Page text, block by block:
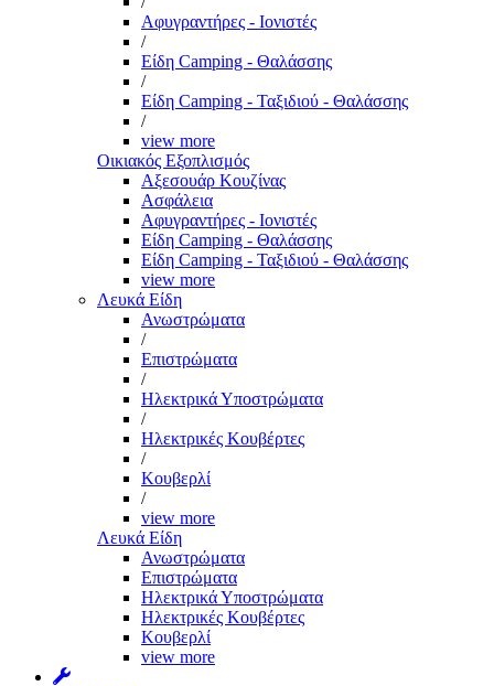
Αφυγραντήρες - Ιονιστές
/
Είδη Camping - Θαλάσσης
/
Είδη Camping - Ταξιδιού - Θαλάσσης
/
view more
Οικιακός Εξοπλισμός
Αξεσουάρ Κουζίνας
Ασφάλεια
Αφυγραντήρες - Ιονιστές
Είδη Camping - Θαλάσσης
Είδη Camping - Ταξιδιού - Θαλάσσης
view more
Λευκά Είδη
Ανωστρώματα
/
Επιστρώματα
/
Ηλεκτρικά Υποστρώματα
/
Ηλεκτρικές Κουβέρτες
/
Κουβερλί
/
view more
Λευκά Είδη
Ανωστρώματα
Επιστρώματα
Ηλεκτρικά Υποστρώματα
Ηλεκτρικές Κουβέρτες
Κουβερλί
view more